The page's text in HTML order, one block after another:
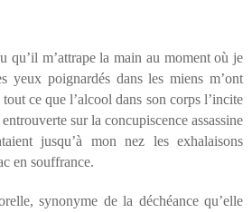
qu’il m’attrape la main au moment où je
yeux poignardés dans les miens m’ont
ce que l’alcool dans son corps l’incite
sur la concupiscence assassine
jusqu’à mon nez les exhalaisons
en souffrance.
synonyme de la déchéance qu’elle